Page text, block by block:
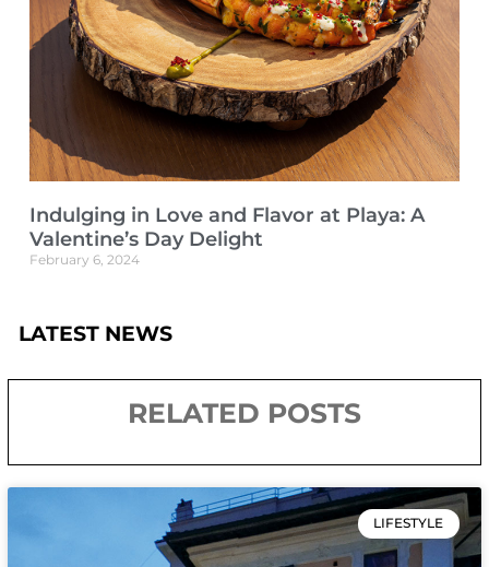
Indulging in Love and Flavor at Playa: A
Valentine’s Day Delight
February 6, 2024
LATEST NEWS
RELATED POSTS
LIFESTYLE